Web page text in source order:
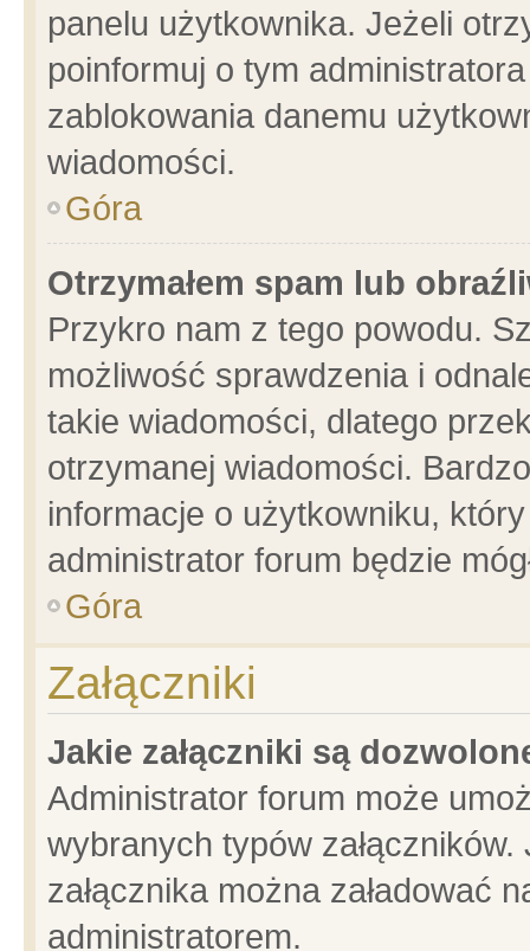
panelu użytkownika. Jeżeli
poinformuj o tym
zablokowania danemu
wiadomości.
Góra
Otrzymałem spam lub
Przykro nam z tego powodu.
możliwość sprawdzenia i
takie wiadomości, dlatego
otrzymanej wiadomości.
informacje o użytkowniku,
administrator forum będzie
Góra
Załączniki
Jakie załączniki są
Administrator forum może
wybranych typów
załącznika można załadować
administratorem.